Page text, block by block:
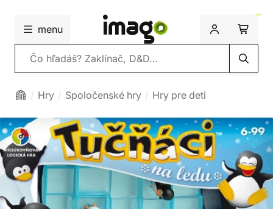
menu
Vyhľadávanie
Hry Spoločenské hry Hry pre deti